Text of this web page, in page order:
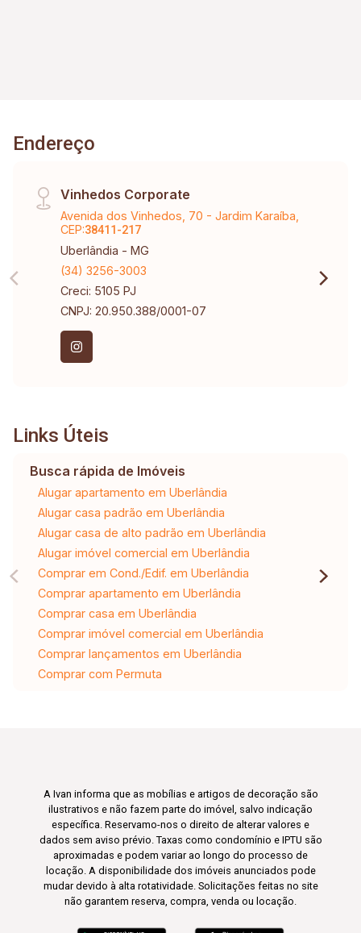
Endereço
Vinhedos Corporate
Avenida dos Vinhedos, 70 - Jardim Karaíba,
CEP:38411-217
Uberlândia - MG
(34) 3256-3003
Creci: 5105 PJ
CNPJ: 20.950.388/0001-07
Links Úteis
Busca rápida de Imóveis
Alugar apartamento em Uberlândia
Alugar casa padrão em Uberlândia
Alugar casa de alto padrão em Uberlândia
Alugar imóvel comercial em Uberlândia
Comprar em Cond./Edif. em Uberlândia
Comprar apartamento em Uberlândia
Comprar casa em Uberlândia
Comprar imóvel comercial em Uberlândia
Comprar lançamentos em Uberlândia
Comprar com Permuta
A Ivan informa que as mobílias e artigos de decoração são
ilustrativos e não fazem parte do imóvel, salvo indicação
específica. Reservamo-nos o direito de alterar valores e
dados sem aviso prévio. Taxas como condomínio e IPTU são
aproximadas e podem variar ao longo do processo de
locação. A disponibilidade dos imóveis anunciados pode
mudar devido à alta rotatividade. Solicitações feitas no site
não garantem reserva, compra, venda ou locação.